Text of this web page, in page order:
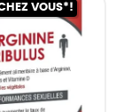
VOUS*!